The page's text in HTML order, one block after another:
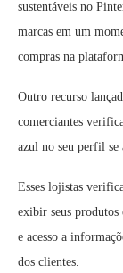
sustentáveis no
marcas em um
compras na
Outro recurso
comerciantes
azul no seu perfil se
Esses lojistas
exibir seus produtos
e acesso a
dos clientes.